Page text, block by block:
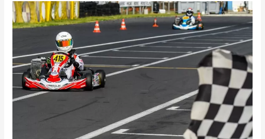
KETTŐS
GYŐZELEM
KECSKEMÉTEN